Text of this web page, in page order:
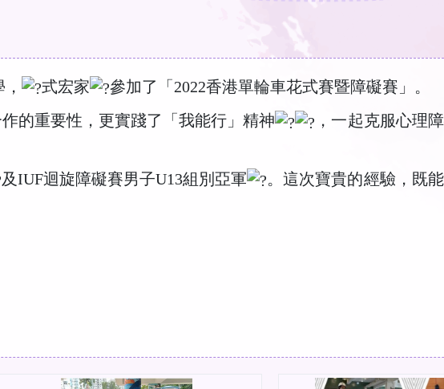
， 式宏家
參加了「2022香港單輪車花式賽暨障礙賽」。
的重要性，更實踐了「我能行」精神
，一起克服心理
及IUF迴旋障礙賽男子U13組別亞軍
。這次寶貴的經驗，既